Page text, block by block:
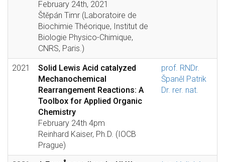
February 24th, 2021
Štěpán Timr (Laboratoire de
Biochimie Théorique, Institut de
Biologie Physico-Chimique,
CNRS, Paris.)
2021
Solid Lewis Acid catalyzed
Mechanochemical
Rearrangement Reactions: A
Toolbox for Applied Organic
Chemistry
February 24th 4pm
Reinhard Kaiser, Ph.D. (IOCB
Prague)
prof. RNDr.
Španěl Patrik
Dr. rer. nat.